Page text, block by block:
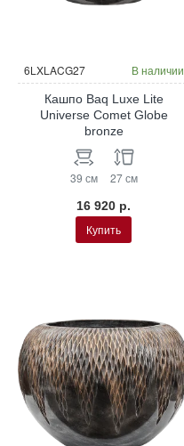
6LXLACG27 В наличии
Кашпо Baq Luxe Lite
Universe Comet Globe
bronze
39 см 27 см
16 920 р.
Купить